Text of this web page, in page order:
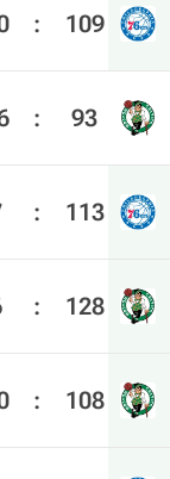
: 109
: 93
: 113
: 128
: 108